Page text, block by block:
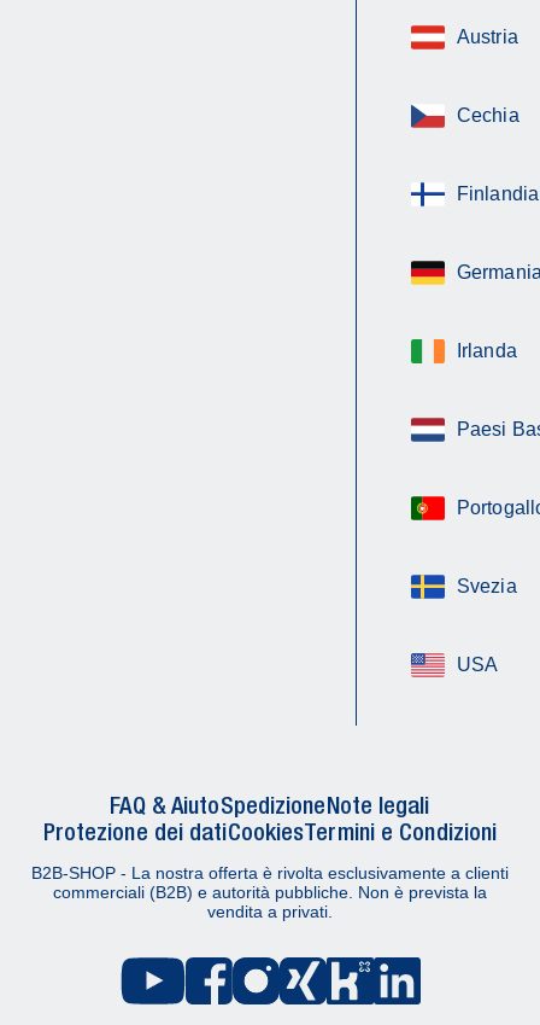
Austria
Cechia
Finlandia
Irlanda
Paesi
Svezia
USA
FAQ & AiutoSpedizioneNote legali
Protezione dei datiCookiesTermini e Condizioni
B2B-SHOP - La nostra offerta è rivolta esclusivamente a clienti
commerciali (B2B) e autorità pubbliche. Non è prevista la
vendita a privati.